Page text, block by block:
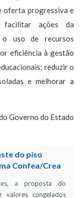
oferta progressiva e
facilitar ações da
o uso de recursos
eficiência à gestão
reduzir o
e melhorar a
Governo do Estado
do piso
Confea/Crea
a proposta do
valores congelados